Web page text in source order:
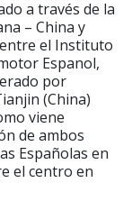
a través de la
– China y
el Instituto
Espanol,
por
(China)
viene
de ambos
Españolas en
el centro en